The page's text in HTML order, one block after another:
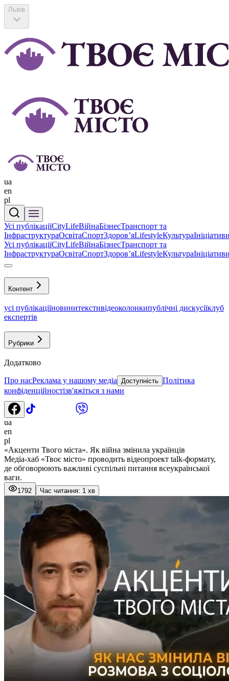
Львів
ua
en
pl
Усі публікаціїCityLifeВійнаБізнесТранспорт та
ІнфраструктураОсвітаСпортЗдоровʼяLifestyleКультура
Усі публікаціїCityLifeВійнаБізнесТранспорт та
ІнфраструктураОсвітаСпортЗдоровʼяLifestyleКультура
Контент
усі публікаціїновинитекстивідеоколонкипублічні дискусіїклуб
експертів
Рубрики
Додатково
Про насРеклама у нашому медіа Доступність Політика
конфіденційностізв'яжіться з нами
ua
en
pl
«Акценти Твого міста». Як війна змінила українців
Медіа-хаб «Твоє місто» проводить відеопроект talk-формату,
де обговорюють важливі суспільні питання всеукраїнської
ваги.
1792 Час читання: 1 хв